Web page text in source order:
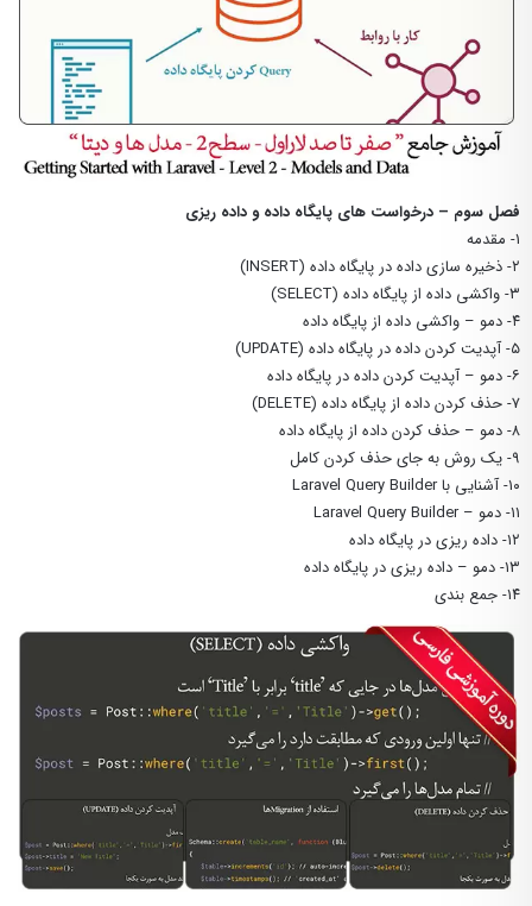
فصل سوم – درخواست های پایگاه داده و داده ریزی
۱- مقدمه
۲- ذخیره سازی داده در پایگاه داده (INSERT)
۳- واکشی داده از پایگاه داده (SELECT)
۴- دمو – واکشی داده از پایگاه داده
۵- آپدیت کردن داده در پایگاه داده (UPDATE)
۶- دمو – آپدیت کردن داده در پایگاه داده
۷- حذف کردن داده از پایگاه داده (DELETE)
۸- دمو – حذف کردن داده از پایگاه داده
۹- یک روش به جای حذف کردن کامل
۱۰- آشنایی با Laravel Query Builder
۱۱- دمو – Laravel Query Builder
۱۲- داده ریزی در پایگاه داده
۱۳- دمو – داده ریزی در پایگاه داده
۱۴- جمع بندی